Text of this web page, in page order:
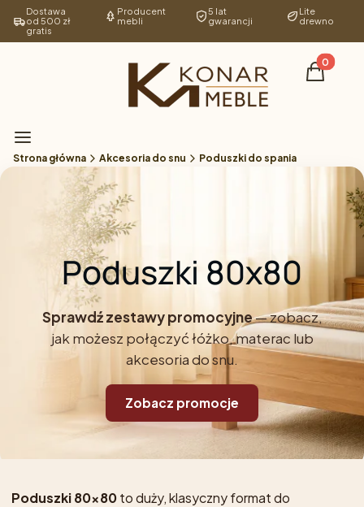
Dostawa
od 500 zł
gratis
Producent
mebli
5 lat
gwarancji
Lite
drewno
Produkty
Koszyk
Menu
Strona główna Akcesoria do snu Poduszki do spania
Poduszki 80x80
Sprawdź zestawy promocyjne— zobacz,
jak możesz połączyć łóżko, materac lub
akcesoria do snu.
Zobacz promocje
Poduszki 80x80to duży, klasyczny format do